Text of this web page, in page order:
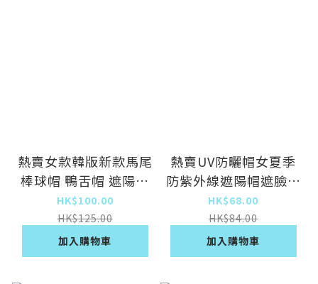
熱賣女款韓版新款馬尾
棒球帽 鴨舌帽 遮陽防
曬彎帽檐帽子(黑色-馬
尾)
HK$100.00
HK$125.00
加入購物車
熱賣UV防曬帽女夏季
防紫外線遮陽帽遮臉太
陽帽騎車風吹不翻空頂
帽子女 行山戶外防曬
HK$68.00
HK$84.00
加入購物車